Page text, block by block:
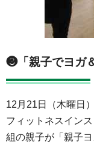
❸「親子でヨガ
12月21日（木曜日
フィットネスイン
組の親子が「親子